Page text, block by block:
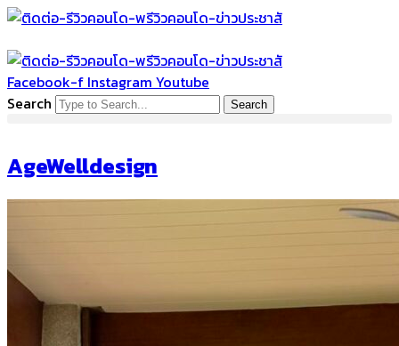
Skip
content
Facebook-f Instagram Youtube
Search
Search
AgeWelldesign